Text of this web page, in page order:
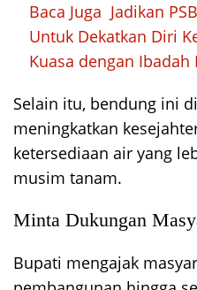
Baca Juga Jadikan
Untuk Dekatkan Diri
Kuasa dengan Ibadah
Selain itu, bendung ini
meningkatkan
ketersediaan air yang
musim tanam.
Minta Dukungan
Bupati mengajak